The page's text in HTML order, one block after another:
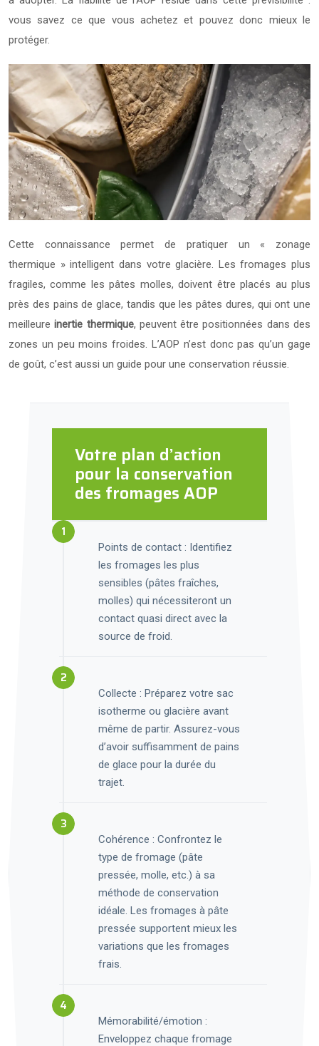
vous savez ce que vous achetez et pouvez donc mieux le
protéger.
Cette connaissance permet de pratiquer un « zonage
thermique » intelligent dans votre glacière. Les fromages plus
fragiles, comme les pâtes molles, doivent être placés au plus
près des pains de glace, tandis que les pâtes dures, qui ont une
meilleureinertie thermique, peuvent être positionnées dans des
zones un peu moins froides. L’AOP n’est donc pas qu’un gage
de goût, c’est aussi un guide pour une conservation réussie.
Votre plan d’action
pour la conservation
des fromages AOP
Points de contact : Identifiez
les fromages les plus
sensibles (pâtes fraîches,
molles) qui nécessiteront un
contact quasi direct avec la
source de froid.
Collecte : Préparez votre sac
isotherme ou glacière avant
même de partir. Assurez-vous
d’avoir suffisamment de pains
de glace pour la durée du
trajet.
Cohérence : Confrontez le
type de fromage (pâte
pressée, molle, etc.) à sa
méthode de conservation
idéale. Les fromages à pâte
pressée supportent mieux les
variations que les fromages
frais.
Mémorabilité/émotion :
Enveloppez chaque fromage